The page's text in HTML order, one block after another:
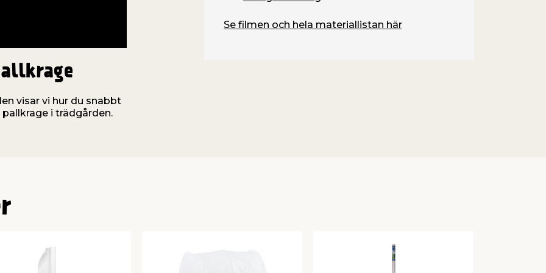
visar vi hur du snabbt
i trädgården.
Se filmen och hela materiallistan här